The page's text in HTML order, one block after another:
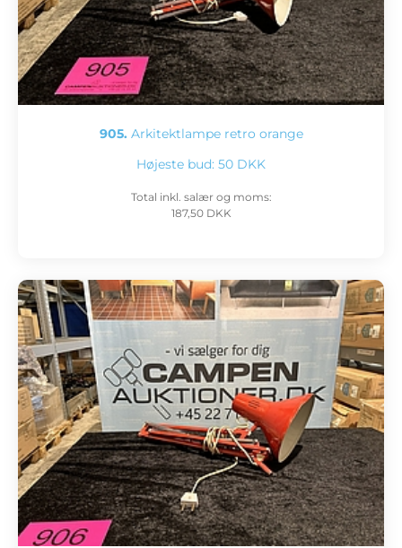
905. Arkitektlampe retro orange
Højeste bud: 50 DKK
Total inkl. salær og moms:
187,50 DKK